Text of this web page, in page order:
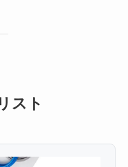
スト